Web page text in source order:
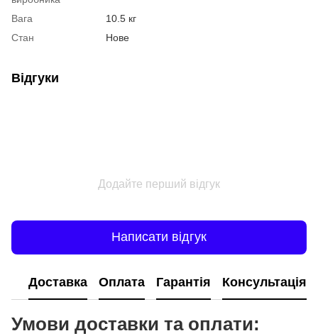
Вага
10.5 кг
Стан
Нове
Відгуки
Додайте перший відгук
Написати відгук
Доставка Оплата Гарантія Консультація
Умови доставки та оплати: